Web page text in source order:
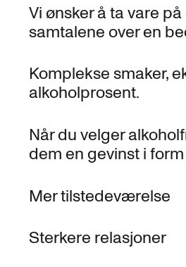
Vi ønsker å ta vare
samtalene over en
Komplekse smaker,
alkoholprosent.
Når du velger
dem en gevinst i
Mer tilstedeværelse
Sterkere relasjoner